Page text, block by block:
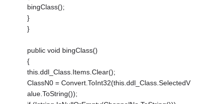
bingClass();
}
}
public void bingClass()
{
this.ddl_Class.Items.Clear();
ClassN0 = Convert.ToInt32(this.ddl_Class.SelectedV
alue.ToString());